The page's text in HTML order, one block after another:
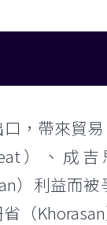
口，帶來貿
）、成
）利益而
（